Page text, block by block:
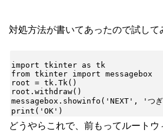
対処方法が書いてあったので試して
import tkinter as tk
from tkinter import messagebox
root = tk.Tk()
root.withdraw()
messagebox.showinfo('NEXT', 'つ
どうやらこれで、前もってルート